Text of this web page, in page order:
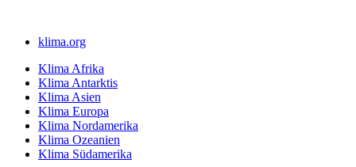
klima.org
Klima Afrika
Klima Antarktis
Klima Asien
Klima Europa
Klima Nordamerika
Klima Ozeanien
Klima Südamerika